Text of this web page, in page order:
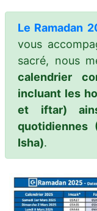
Le Ramadan
vous
sacré, nous
calendrier
incluant les
et iftar)
quotidiennes
Isha).